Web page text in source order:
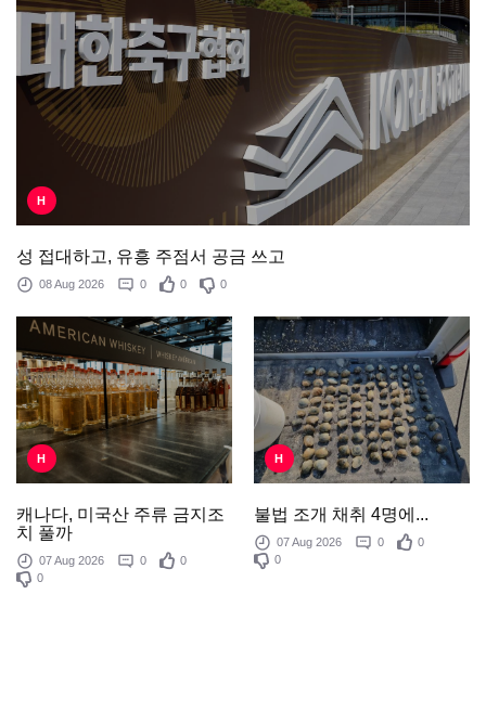
H
성 접대하고, 유흥 주점서 공금 쓰고
08 Aug 2026 0 0 0
H
캐나다, 미국산 주류 금지조
치 풀까
07 Aug 2026 0
0
0
H
불법 조개 채취 4명에...
07 Aug 2026 0
0
0